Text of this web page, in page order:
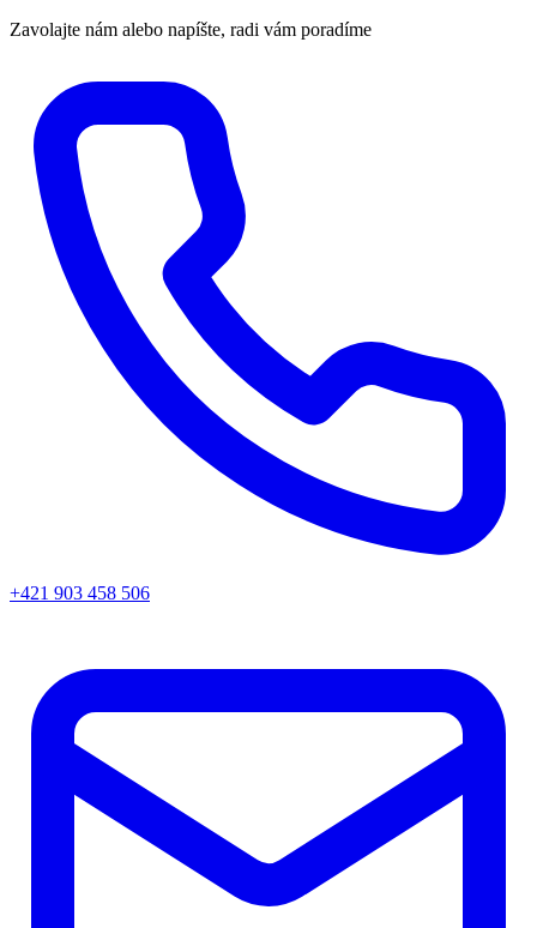
Zavolajte nám alebo napíšte, radi vám poradíme
+421 903 458 506